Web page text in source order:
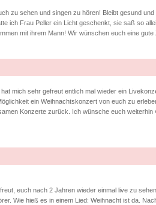
zu sehen und singen zu hören! Bleibt gesund
ich Frau Peller ein Licht geschenkt, sie saß so
mit ihrem Mann! Wir wünschen euch eine
mich sehr gefreut entlich mal wieder ein
ein Weihnachtskonzert von euch zu
Konzerte zurück. Ich wünsche euch
euch nach 2 Jahren wieder einmal live zu
Wie hieß es in einem Lied: Weihnacht ist da.